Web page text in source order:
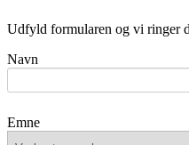
Udfyld formularen og vi ringer
Navn
Emne